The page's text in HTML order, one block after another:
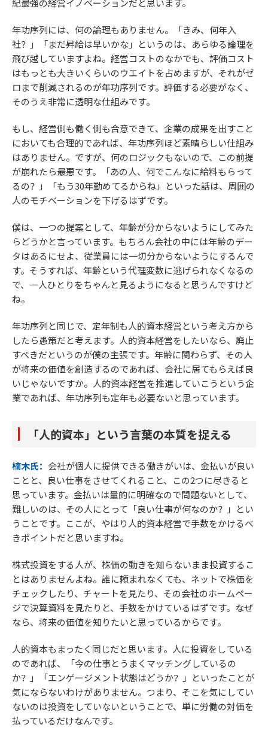
紀最強の経営イノベーションだと思います。
年功序列には、何の論理もありません。「きみ、何年入
社？」「まだ昇給は早いかな」というのは、あらゆる論理を
飛び越していますよね。経営コストのなかでも、評価コスト
はもっとも大きいくらいのウエイトを占めますが、それがゼ
ロまで削減されるのが年功序列です。評価する必要がなく、
そのうえ非常に透明な仕組みです。
もし、経営側も働く側も合意できて、企業の成果を出すこと
においても合理的であれば、年功序列ほど素晴らしい仕組み
はありません。ですが、何のロジックもないので、この前提
が崩れたら最悪です。「あの人、何でこんなに給料もらって
るの？」「もう30年勤めてるからね」といった話は、周囲の
人のモチベーションを下げるはずです。
僕は、一つの提案として、年齢が分からないようにしてみた
らどうかと言っています。もちろん会社の中には年齢のデー
タはあるにせよ、従業員には一切分からないようにするんで
す。そうすれば、年齢という代理変数に逃げられなくなるの
で、一人ひとりをちゃんと見るようになると思うんですけど
ね。
年功序列と同じで、定年制も人的資本経営という考え方から
したら愚策だと考えます。人的資本経営をしたいなら、廃止
すべきだというのが僕の主張です。年齢に関わらず、その人
が将来の価値を創造するのであれば、会社に居てもらえば良
いじゃないですか。人的資本経営を推進していこうという企
業であれば、年功序列も定年も必要ないと思っています。
「人的資本」という言葉の本質を捉える
楠木氏： 会社が個人に提供できる働きがいは、金払いが良い
ことと、良い仕事をさせてくれること、この2つに尽きると
思っています。金払いは量的に明確なので問題ないとして、
難しいのは、その人にとって「良い仕事が何なのか？」とい
うことです。ここが、やはり人的資本経営で手数をかけるべ
きポイントだと思いますね。
株式投資をする人が、株価の動きを知らないまま投資するこ
とはありませんよね。誰に頼まれなくても、ネットで株価を
チェックしたり、チャートを見たり、その会社のホームペー
ジで決算資料を見たりと、手数をかけているはずです。なぜ
なら、将来の価値を知りたいと思っているからです。
人的資本もまったく同じだと思います。人に投資をしている
のであれば、「今の仕事とうまくマッチングしているの
か？」「エンゲージメント状態はどうか？」といったことが
気にならないわけがありません。つまり、そこを気にしてい
ないのは投資をしていないということで、単に労働の対価を
払っているだけなんです。